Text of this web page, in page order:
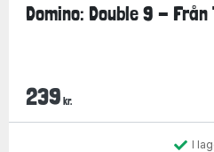
Domino: Double 9 -
239 kr.
I